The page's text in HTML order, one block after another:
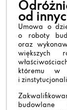
od
Umowa o
o roboty
oraz
większych
któremu w
i